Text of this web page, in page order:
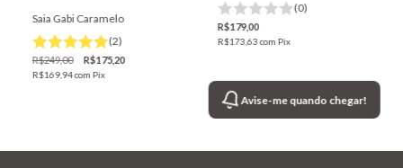
Saia Gabi Caramelo
(2)
R$249,00 R$175,20
R$169,94com Pix
(0)
R$179,00
R$173,63com Pix
Avise-me quando chegar!